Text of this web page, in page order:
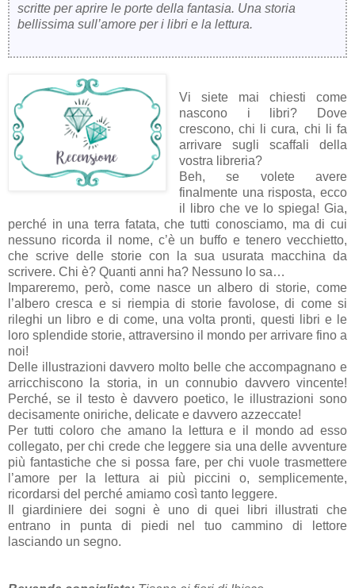
scritte per aprire le porte della fantasia. Una storia
bellissima sull’amore per i libri e la lettura.
Vi siete mai chiesti come
nascono i libri? Dove
crescono, chi li cura, chi li fa
arrivare sugli scaffali della
vostra libreria?
Beh, se volete avere
finalmente una risposta, ecco
il libro che ve lo spiega! Gia,
perché in una terra fatata, che tutti conosciamo, ma di cui
nessuno ricorda il nome, c’è un buffo e tenero vecchietto,
che scrive delle storie con la sua usurata macchina da
scrivere. Chi è? Quanti anni ha? Nessuno lo sa…
Impareremo, però, come nasce un albero di storie, come
l’albero cresca e si riempia di storie favolose, di come si
rileghi un libro e di come, una volta pronti, questi libri e le
loro splendide storie, attraversino il mondo per arrivare fino a
noi!
Delle illustrazioni davvero molto belle che accompagnano e
arricchiscono la storia, in un connubio davvero vincente!
Perché, se il testo è davvero poetico, le illustrazioni sono
decisamente oniriche, delicate e davvero azzeccate!
Per tutti coloro che amano la lettura e il mondo ad esso
collegato, per chi crede che leggere sia una delle avventure
più fantastiche che si possa fare, per chi vuole trasmettere
l’amore per la lettura ai più piccini o, semplicemente,
ricordarsi del perché amiamo così tanto leggere.
Il giardiniere dei sogni è uno di quei libri illustrati che
entrano in punta di piedi nel tuo cammino di lettore
lasciando un segno.